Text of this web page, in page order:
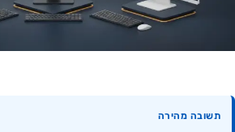
תשובה מהירה